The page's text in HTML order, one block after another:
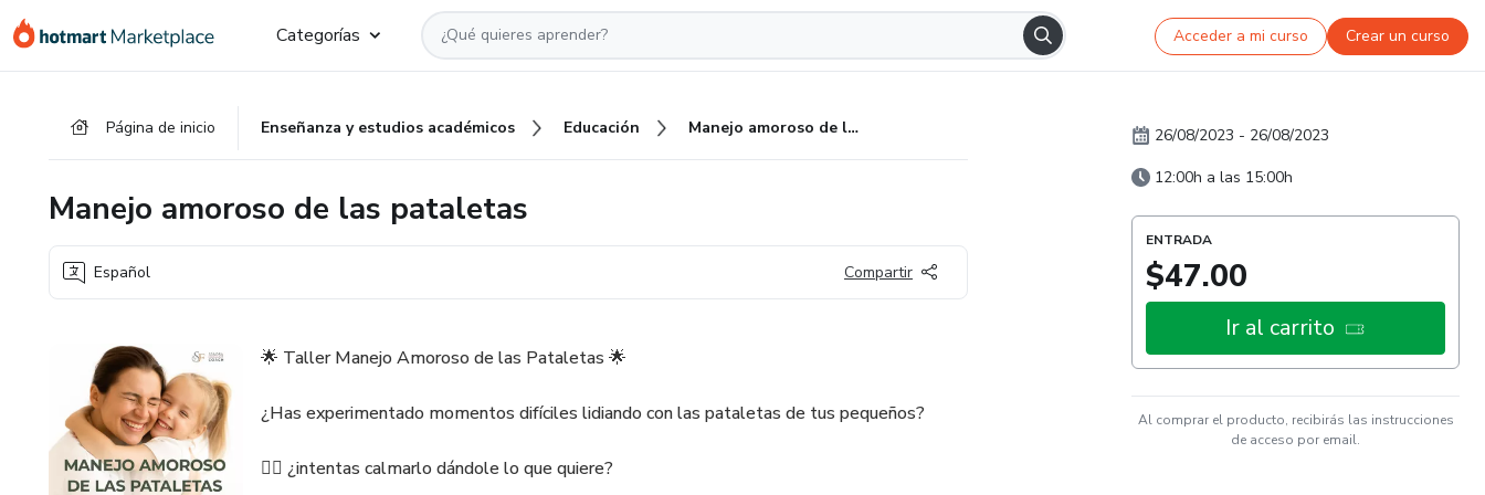
Categorías Acceder a mi curso Crear un curso
Página de inicio Enseñanza y estudios académicos Educación Manejo amoroso de las pataletas
Manejo amoroso de las pataletas
Español Compartir
🌟 Taller Manejo Amoroso de las Pataletas 🌟
¿Has experimentado momentos difíciles lidiando con las pataletas de tus pequeños?
🤷‍♀️ ¿intentas calmarlo dándole lo que quiere?
26/08/2023 - 26/08/2023
12:00h a las 15:00h
ENTRADA
$47.00
Ir al carrito
Al comprar el producto, recibirás las instrucciones
de acceso por email.